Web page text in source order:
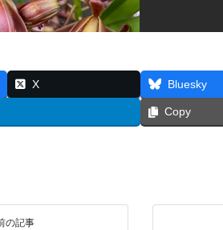
X Bluesky
Copy
の記事